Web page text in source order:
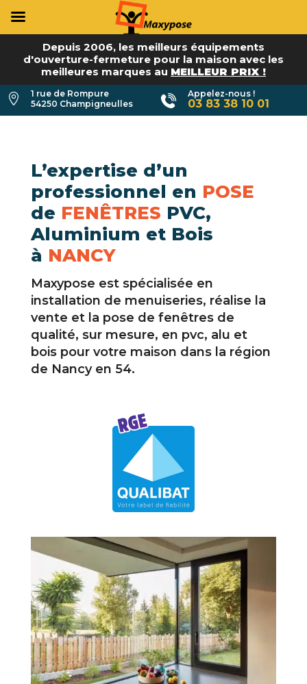
Depuis 2006, les meilleurs équipements
d'ouverture-fermeture pour la maison avec les
meilleures marques au MEILLEUR PRIX !

1 rue de Rompure
54250 Champigneulles
Appelez-nous !
03 83 38 10 01
L’expertise d’un
professionnel en POSE
de FENÊTRES PVC,
Aluminium et Bois
à NANCY
Maxypose est spécialisée en
installation de menuiseries, réalise la
vente et la pose de fenêtres de
qualité, sur mesure, en pvc, alu et
bois pour votre maison dans la région
de Nancy en 54.